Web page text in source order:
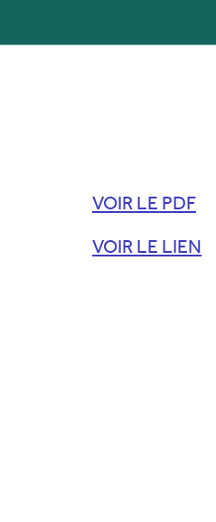
VOIR LE PDF
VOIR LE LIEN